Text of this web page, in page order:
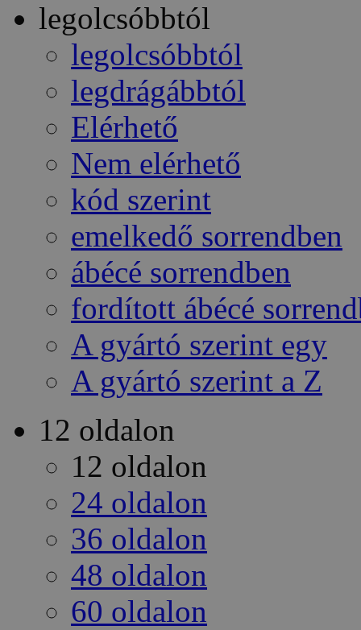
legolcsóbbtól
legolcsóbbtól
legdrágábbtól
Elérhető
Nem elérhető
kód szerint
emelkedő sorrendben
ábécé sorrendben
fordított ábécé
A gyártó szerint egy
A gyártó szerint a Z
12 oldalon
12 oldalon
24 oldalon
36 oldalon
48 oldalon
60 oldalon